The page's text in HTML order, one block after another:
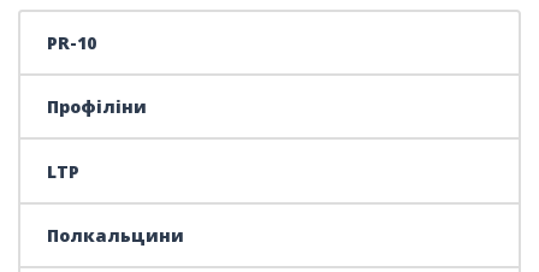
PR-10
Профіліни
LTP
Полкальцини